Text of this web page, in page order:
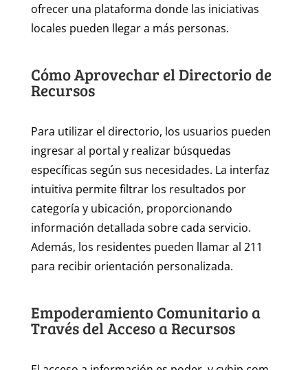
ofrecer una plataforma donde las iniciativas
locales pueden llegar a más personas.
Cómo Aprovechar el Directorio de
Recursos
Para utilizar el directorio, los usuarios pueden
ingresar al portal y realizar búsquedas
específicas según sus necesidades. La interfaz
intuitiva permite filtrar los resultados por
categoría y ubicación, proporcionando
información detallada sobre cada servicio.
Además, los residentes pueden llamar al 211
para recibir orientación personalizada.
Empoderamiento Comunitario a
Través del Acceso a Recursos